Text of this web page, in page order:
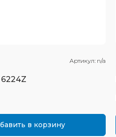
Артикул: n/a
6224Z
в корзину